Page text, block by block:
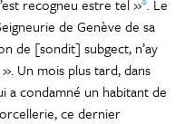
recogneu estre tel » . Le
de Genève de sa
de [sondit] subgect, n’ay
Un mois plus tard, dans
a condamné un habitant de
ce dernier